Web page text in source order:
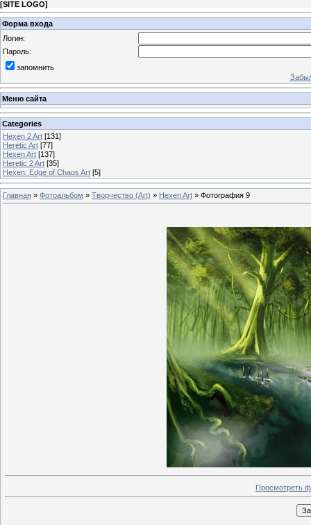
[SITE LOGO]
Форма входа
Логин:
Пароль:
запомнить
Меню сайта
Categories
Hexen 2 Art [131]
Heretic Art [77]
Hexen Art [137]
Heretic 2 Art [35]
Hexen: Edge of Chaos Art [5]
Главная » Фотоальбом » Творчество (Art) » Hexen Art » Фотография 9
Просмотреть